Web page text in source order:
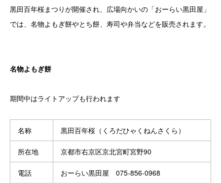
黒田百年桜まつりが開催され、広場向かいの「おーらい黒田屋」
では、名物よもぎ餅やとち餅、寿司や弁当などを販売されます。
名物よもぎ餅
期間中はライトアップも行われます
名称 黒田百年桜（くろだひゃくねんさくら）
所在地 京都市右京区京北宮町宮野90
電話 おーらい黒田屋 075-856-0968